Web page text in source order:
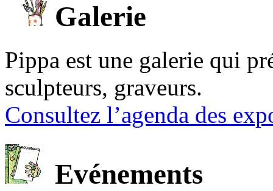
Galerie
Pippa est une galerie qui
sculpteurs, graveurs.
Consultez l’agenda des
Evénements